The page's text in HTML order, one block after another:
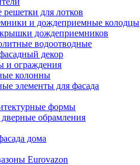
для лотков
и дождеприемные колодцы
дождеприемников
водоотводные
декор
и ограждения
колонны
элементы для фасада
формы
обрамления
дома
Eurovazon